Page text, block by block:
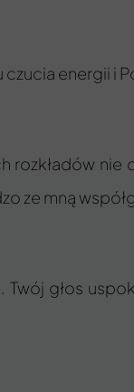
głos
nie
ze mną
energii i